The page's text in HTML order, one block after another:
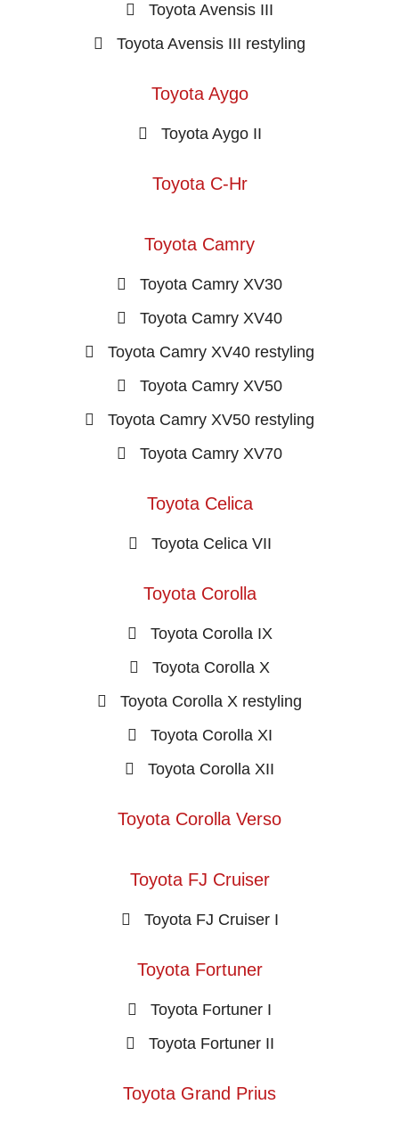
Toyota Avensis III
Toyota Avensis III restyling
Toyota Aygo
Toyota Aygo II
Toyota C-Hr
Toyota Camry
Toyota Camry XV30
Toyota Camry XV40
Toyota Camry XV40 restyling
Toyota Camry XV50
Toyota Camry XV50 restyling
Toyota Camry XV70
Toyota Celica
Toyota Celica VII
Toyota Corolla
Toyota Corolla IX
Toyota Corolla X
Toyota Corolla X restyling
Toyota Corolla XI
Toyota Corolla XII
Toyota Corolla Verso
Toyota FJ Cruiser
Toyota FJ Cruiser I
Toyota Fortuner
Toyota Fortuner I
Toyota Fortuner II
Toyota Grand Prius